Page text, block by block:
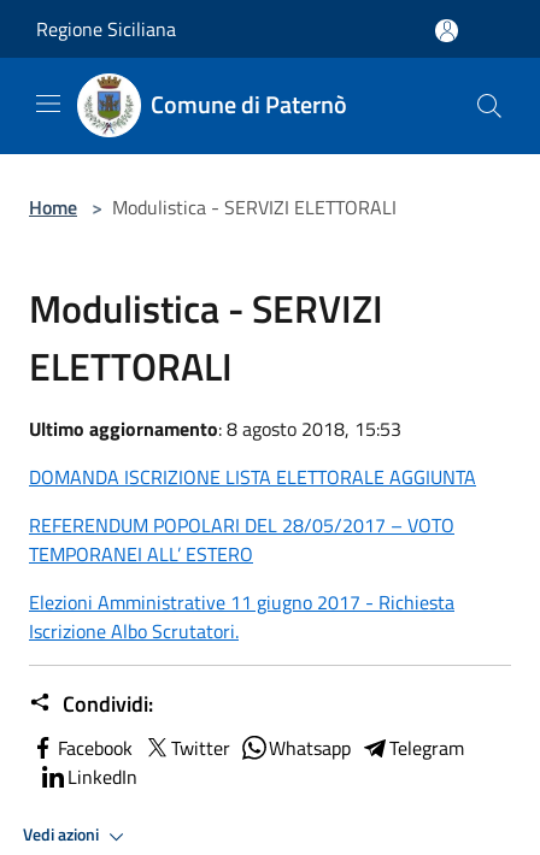
Regione Siciliana
Comune di Paternò
Home > Modulistica - SERVIZI ELETTORALI
Modulistica - SERVIZI
ELETTORALI
Ultimo aggiornamento: 8 agosto 2018, 15:53
DOMANDA ISCRIZIONE LISTA ELETTORALE AGGIUNTA
REFERENDUM POPOLARI DEL 28/05/2017 – VOTO
TEMPORANEI ALL’ ESTERO
Elezioni Amministrative 11 giugno 2017 - Richiesta
Iscrizione Albo Scrutatori.
Condividi:
Facebook Twitter Whatsapp
Telegram
LinkedIn
Vedi azioni